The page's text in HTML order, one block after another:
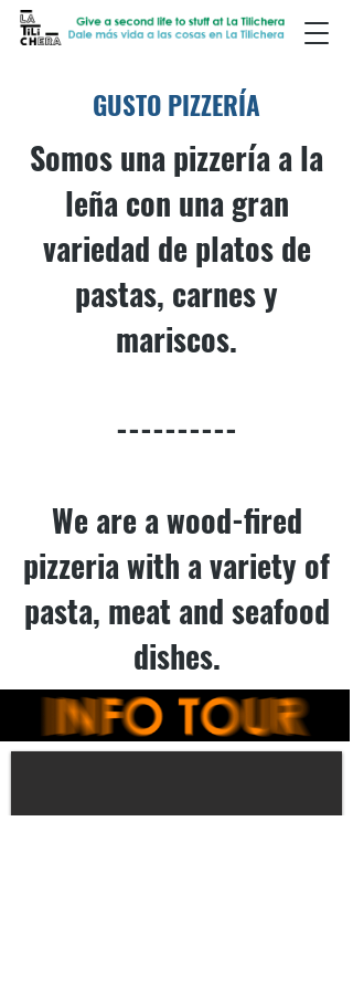
GUSTO PIZZERÍA
Somos una pizzería a la
leña con una gran
variedad de platos de
pastas, carnes y
mariscos.
----------
We are a wood-fired
pizzeria with a variety of
pasta, meat and seafood
dishes.